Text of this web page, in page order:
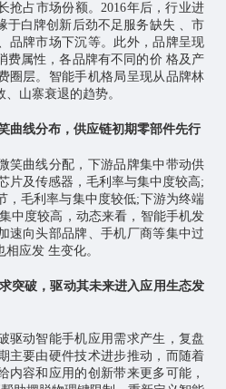
抢占市场份额。2016年后，行业进
于白牌创新后劲不足服务缺失 、市
品牌市场下沉等。此外，品牌呈现
费属性，各品牌有不同的价 格及产
圈层。智能手机格局呈现从品牌林
山寨衰退的趋势。
曲线分布，供应链初期零部件先行
笑曲线分配，下游品牌集中带动供
片及传感器，毛利率与集中度较高;
，毛利率与集中度较低;下游为终端
中度较高，动态来看，智能手机发
速向头部品牌、手机厂商等集中过
应发 生变化。
突破，驱动其未来进入应用生态发
驱动智能手机应用需求产生，复盘
主要由硬件技术进步推动，而随着
内容和应用的创新带来更多可能，